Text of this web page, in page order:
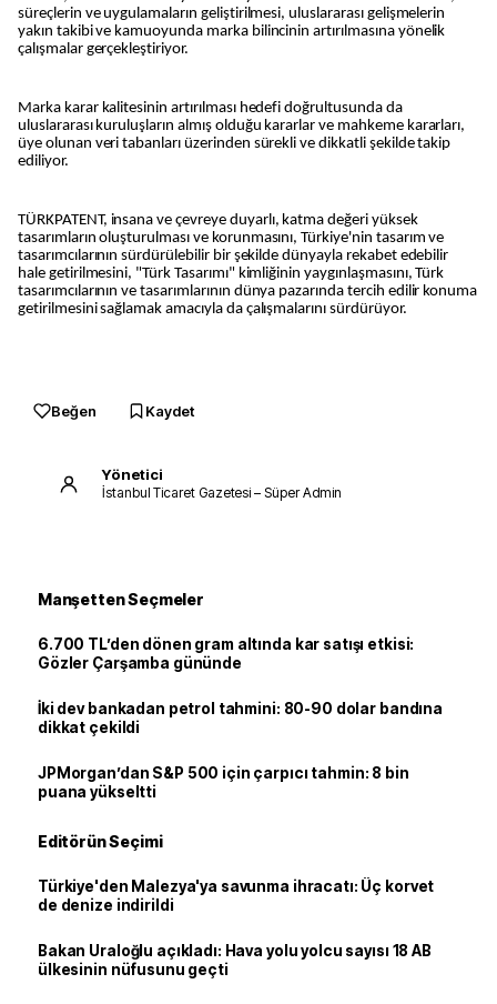
süreçlerin ve uygulamaların geliştirilmesi, uluslararası gelişmelerin
yakın takibi ve kamuoyunda marka bilincinin artırılmasına yönelik
çalışmalar gerçekleştiriyor.
Marka karar kalitesinin artırılması hedefi doğrultusunda da
uluslararası kuruluşların almış olduğu kararlar ve mahkeme kararları,
üye olunan veri tabanları üzerinden sürekli ve dikkatli şekilde takip
ediliyor.
TÜRKPATENT, insana ve çevreye duyarlı, katma değeri yüksek
tasarımların oluşturulması ve korunmasını, Türkiye'nin tasarım ve
tasarımcılarının sürdürülebilir bir şekilde dünyayla rekabet edebilir
hale getirilmesini, "Türk Tasarımı" kimliğinin yaygınlaşmasını, Türk
tasarımcılarının ve tasarımlarının dünya pazarında tercih edilir konuma
getirilmesini sağlamak amacıyla da çalışmalarını sürdürüyor.
Beğen Kaydet
Yönetici
İstanbul Ticaret Gazetesi – Süper Admin
Manşetten Seçmeler
6.700 TL’den dönen gram altında kar satışı etkisi:
Gözler Çarşamba gününde
İki dev bankadan petrol tahmini: 80-90 dolar bandına
dikkat çekildi
JPMorgan’dan S&P 500 için çarpıcı tahmin: 8 bin
puana yükseltti
Editörün Seçimi
Türkiye'den Malezya'ya savunma ihracatı: Üç korvet
de denize indirildi
Bakan Uraloğlu açıkladı: Hava yolu yolcu sayısı 18 AB
ülkesinin nüfusunu geçti